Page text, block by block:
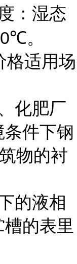
：湿态
℃。
格适用场
化肥厂
件下钢
物的衬
的液相
的表里